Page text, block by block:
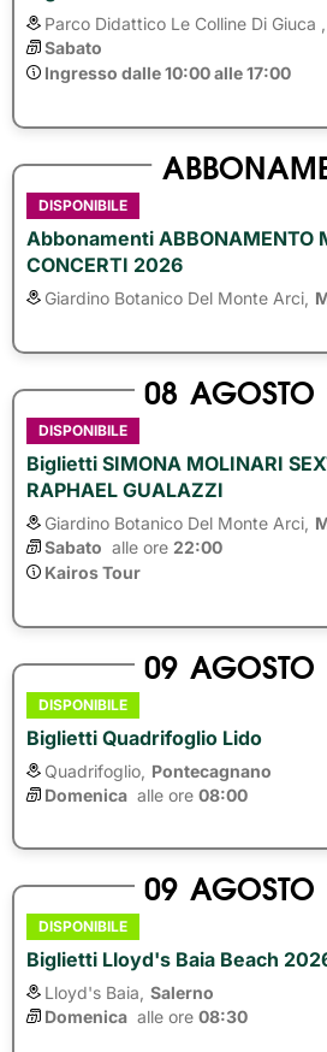
Parco Didattico Le Colline Di Giuca ,
Sabato
Ingresso dalle 10:00 alle 17:00
DISPONIBILE
Abbonamenti ABBONAMENTO
CONCERTI 2026
Giardino Botanico Del Monte Arci,
08 AGOSTO
DISPONIBILE
Biglietti SIMONA MOLINARI
RAPHAEL GUALAZZI
Giardino Botanico Del Monte Arci,
Sabato alle ore 22:00
Kairos Tour
09 AGOSTO
DISPONIBILE
Biglietti Quadrifoglio Lido
Quadrifoglio, Pontecagnano
Domenica alle ore 08:00
09 AGOSTO
DISPONIBILE
Biglietti Lloyd's Baia Beach
Lloyd's Baia, Salerno
Domenica alle ore 08:30